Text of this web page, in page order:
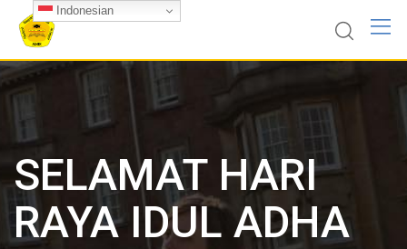
content
SELAMAT HARI
RAYA IDUL ADHA
Indonesian